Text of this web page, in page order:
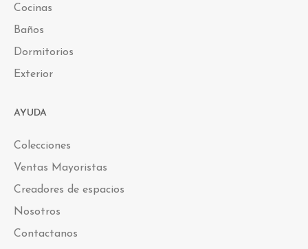
Cocinas
Baños
Dormitorios
Exterior
AYUDA
Colecciones
Ventas Mayoristas
Creadores de espacios
Nosotros
Contactanos